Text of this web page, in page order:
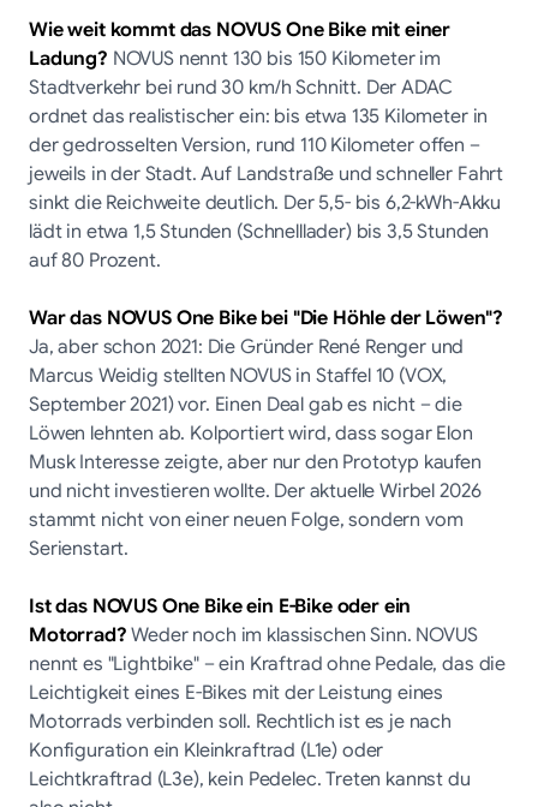
Wie weit kommt das NOVUS One Bike mit einer
Ladung? NOVUS nennt 130 bis 150 Kilometer im
Stadtverkehr bei rund 30 km/h Schnitt. Der ADAC
ordnet das realistischer ein: bis etwa 135 Kilometer in
der gedrosselten Version, rund 110 Kilometer offen –
jeweils in der Stadt. Auf Landstraße und schneller Fahrt
sinkt die Reichweite deutlich. Der 5,5- bis 6,2-kWh-Akku
lädt in etwa 1,5 Stunden (Schnelllader) bis 3,5 Stunden
auf 80 Prozent.
War das NOVUS One Bike bei "Die Höhle der Löwen"?
Ja, aber schon 2021: Die Gründer René Renger und
Marcus Weidig stellten NOVUS in Staffel 10 (VOX,
September 2021) vor. Einen Deal gab es nicht – die
Löwen lehnten ab. Kolportiert wird, dass sogar Elon
Musk Interesse zeigte, aber nur den Prototyp kaufen
und nicht investieren wollte. Der aktuelle Wirbel 2026
stammt nicht von einer neuen Folge, sondern vom
Serienstart.
Ist das NOVUS One Bike ein E-Bike oder ein
Motorrad?Weder noch im klassischen Sinn. NOVUS
nennt es "Lightbike" – ein Kraftrad ohne Pedale, das die
Leichtigkeit eines E-Bikes mit der Leistung eines
Motorrads verbinden soll. Rechtlich ist es je nach
Konfiguration ein Kleinkraftrad (L1e) oder
Leichtkraftrad (L3e), kein Pedelec. Treten kannst du